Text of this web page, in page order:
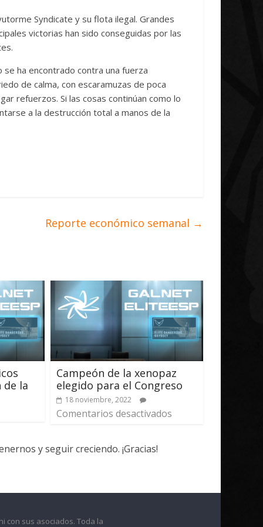
Syndicate y su flota ilegal. Grandes
victorias han sido conseguidas por las
ha encontrado contra una fuerza
de calma, con escaramuzas de poca
refuerzos. Si las cosas continúan como lo
a la destrucción total a manos de la
Reporte económico semanal →
la
Campeón de la xenopaz
elegido para el Congreso
18 noviembre, 2022
Comentarios desactivados
y seguir creciendo. ¡Gracias!
con sus asociados. Toda la